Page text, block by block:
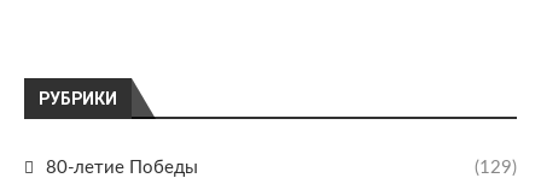
РУБРИКИ
80-летие Победы (129)